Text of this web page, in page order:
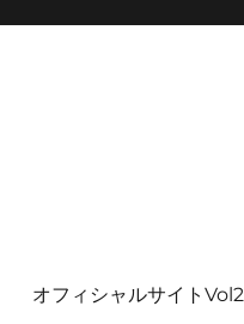
オフィシャルサイトVol2